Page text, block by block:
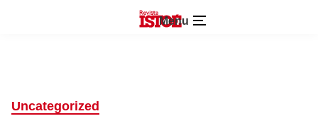
Menu
Uncategorized